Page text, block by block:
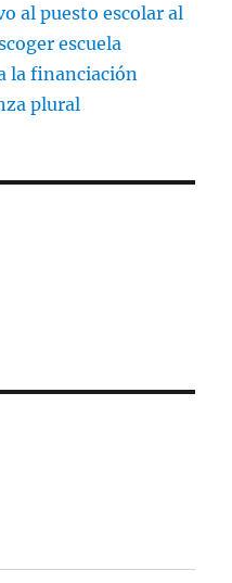
al puesto escolar al
escuela
la financiación
plural